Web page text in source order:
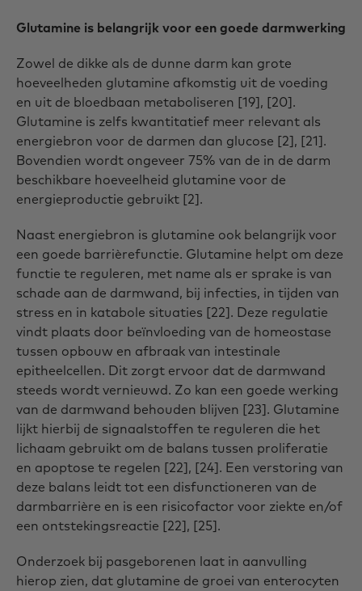
Glutamine is belangrijk voor een goede darmwerking
Zowel de dikke als de dunne darm kan grote
hoeveelheden glutamine afkomstig uit de voeding
en uit de bloedbaan metaboliseren [19], [20].
Glutamine is zelfs kwantitatief meer relevant als
energiebron voor de darmen dan glucose [2], [21].
Bovendien wordt ongeveer 75% van de in de darm
beschikbare hoeveelheid glutamine voor de
energieproductie gebruikt [2].
Naast energiebron is glutamine ook belangrijk voor
een goede barrièrefunctie. Glutamine helpt om deze
functie te reguleren, met name als er sprake is van
schade aan de darmwand, bij infecties, in tijden van
stress en in katabole situaties [22]. Deze regulatie
vindt plaats door beïnvloeding van de homeostase
tussen opbouw en afbraak van intestinale
epitheelcellen. Dit zorgt ervoor dat de darmwand
steeds wordt vernieuwd. Zo kan een goede werking
van de darmwand behouden blijven [23]. Glutamine
lijkt hierbij de signaalstoffen te reguleren die het
lichaam gebruikt om de balans tussen proliferatie
en apoptose te regelen [22], [24]. Een verstoring van
deze balans leidt tot een disfunctioneren van de
darmbarrière en is een risicofactor voor ziekte en/of
een ontstekingsreactie [22], [25].
Onderzoek bij pasgeborenen laat in aanvulling
hierop zien, dat glutamine de groei van enterocyten